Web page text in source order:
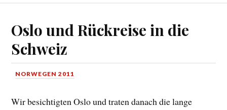
Oslo und Rückreise in die
Schweiz
NORWEGEN 2011
Wir besichtigten Oslo und traten danach die lange